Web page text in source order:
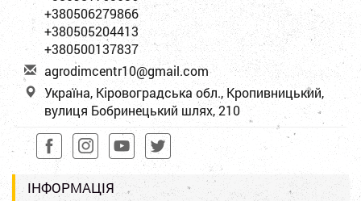
+380506279866
+380505204413
+380500137837
agrodimcentr10@gmail.com
Україна, Кіровоградська обл., Кропивницький,
вулиця Бобринецький шлях, 210
ІНФОРМАЦІЯ